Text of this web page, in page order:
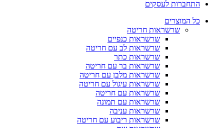
לעסקים
המוצרים
שרשראות חריטה
שרשראות כנפיים
שרשראות לב עם חריטה
שרשראות כתר
שרשראות בר עם חריטה
שרשראות מלבן עם חריטה
שרשראות עיגול עם חריטה
שרשראות עם חריטה
שרשראות עם תמונה
שרשראות עניבה
שרשראות ריבוע עם חריטה